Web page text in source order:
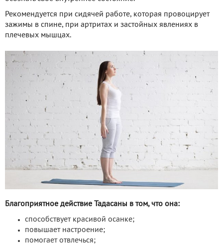
Рекомендуется при сидячей работе, которая провоцирует
зажимы в спине, при артритах и застойных явлениях в
плечевых мышцах.
Благоприятное действие Тадасаны в том, что она:
способствует красивой осанке;
повышает настроение;
помогает отвлечься;